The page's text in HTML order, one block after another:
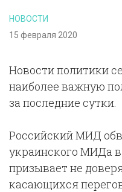
НОВОСТИ
15 февраля 2020
Новости политики
наиболее важную
за последние сутки.
Российский МИД
украинского МИДа
призывает не
касающихся